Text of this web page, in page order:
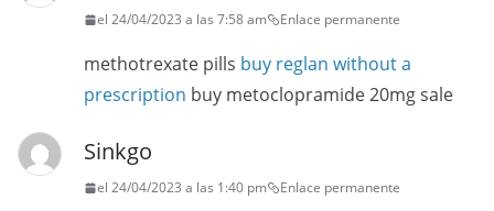
el 24/04/2023 a las 7:58 am Enlace permanente
methotrexate pills buy reglan without a
prescription buy metoclopramide 20mg sale
Sinkgo
el 24/04/2023 a las 1:40 pm Enlace permanente